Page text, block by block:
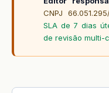
CNPJ
SLA de 7 dias
de revisão multi-